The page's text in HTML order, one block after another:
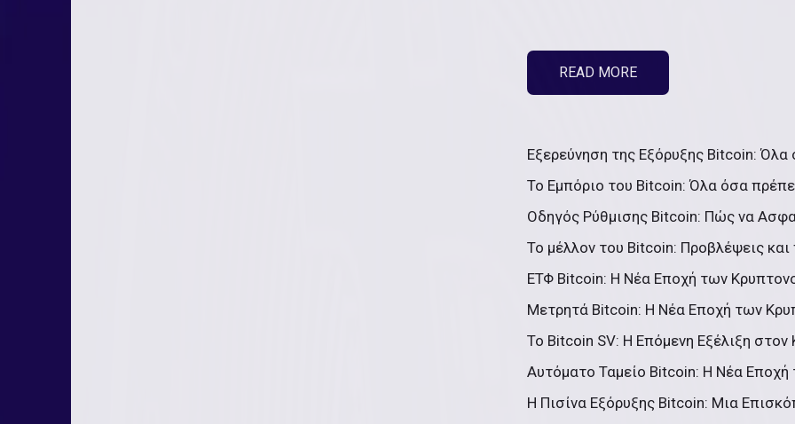
READ MORE
Εξερεύνηση της Εξόρυξης Bitcoin: Όλα
Το Εμπόριο του Bitcoin: Όλα όσα
Οδηγός Ρύθμισης Bitcoin: Πώς να
Το μέλλον του Bitcoin: Προβλέψεις και
ΕΤΦ Bitcoin: Η Νέα Εποχή των
Μετρητά Bitcoin: Η Νέα Εποχή των
Το Bitcoin SV: Η Επόμενη Εξέλιξη στον
Αυτόματο Ταμείο Bitcoin: Η Νέα
Η Πισίνα Εξόρυξης Bitcoin: Μια